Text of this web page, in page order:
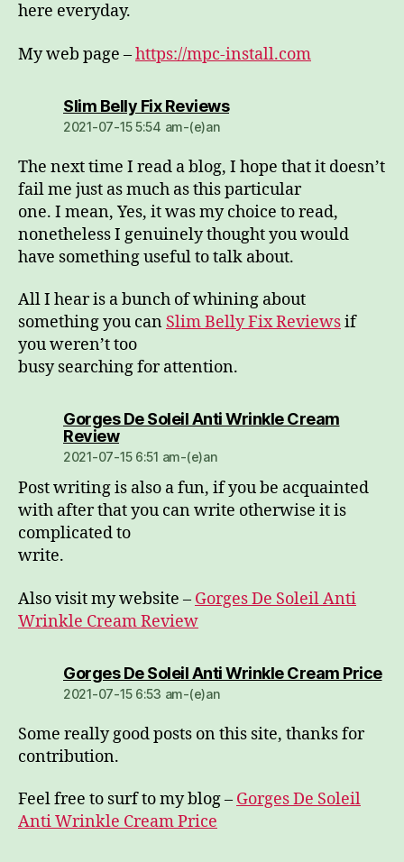
here everyday.
My web page –https://mpc-install.com
Slim Belly Fix Reviewsdio:
2021-07-15 5:54 am-(e)an
The next time I read a blog, I hope that it doesn’t
fail me just as much as this particular
one. I mean, Yes, it was my choice to read,
nonetheless I genuinely thought you would
have something useful to talk about.
All I hear is a bunch of whining about
something you can Slim Belly Fix Reviewsif
you weren’t too
busy searching for attention.
Gorges De Soleil Anti Wrinkle Cream
Reviewdio:
2021-07-15 6:51 am-(e)an
Post writing is also a fun, if you be acquainted
with after that you can write otherwise it is
complicated to
write.
Also visit my website – Gorges De Soleil Anti
Wrinkle Cream Review
Gorges De Soleil Anti Wrinkle Cream Price
2021-07-15 6:53 am-(e)an
Some really good posts on this site, thanks for
contribution.
Feel free to surf to my blog – Gorges De Soleil
Anti Wrinkle Cream Price